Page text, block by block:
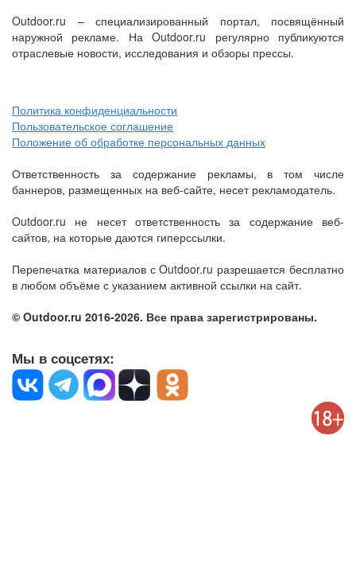
Outdoor.ru – специализированный портал, посвящённый
наружной рекламе. На Outdoor.ru регулярно публикуются
отраслевые новости, исследования и обзоры прессы.
Политика конфиденциальности
Пользовательское соглашение
Положение об обработке персональных данных
Ответственность за содержание рекламы, в том числе
баннеров, размещенных на веб-сайте, несет рекламодатель.
Outdoor.ru не несет ответственность за содержание веб-
сайтов, на которые даются гиперссылки.
Перепечатка материалов с Outdoor.ru разрешается бесплатно
в любом объёме с указанием активной ссылки на сайт.
© Outdoor.ru 2016-2026. Все права зарегистрированы.
Мы в соцсетях: